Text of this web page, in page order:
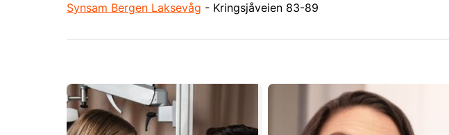
Synsam Bergen Laksevåg - Kringsjåveien 83-89